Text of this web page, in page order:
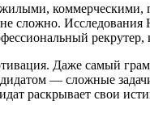
коммерческими,
сложно.
рекрутер,
Даже самый
— сложные
раскрывает свои